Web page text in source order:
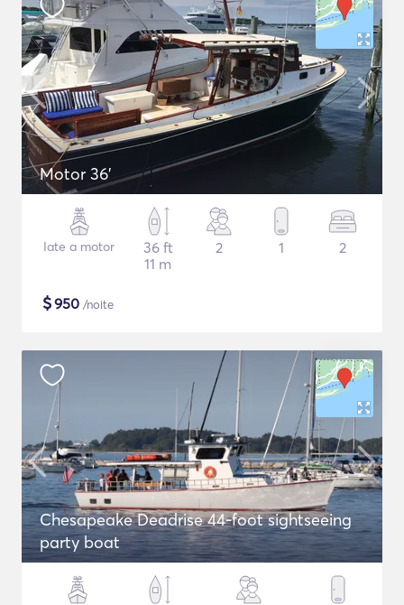
Motor 36'
Iate a motor
36 ft
11 m
2 1 2
$950 /noite
Chesapeake Deadrise 44-foot sightseeing
party boat